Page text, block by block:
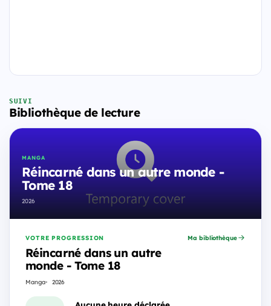
SUIVI
Bibliothèque de lecture
MANGA
Réincarné dans un autre monde -
Tome 18
2026
VOTRE PROGRESSION
Réincarné dans un autre
monde - Tome 18
Manga 2026
Ma bibliothèque